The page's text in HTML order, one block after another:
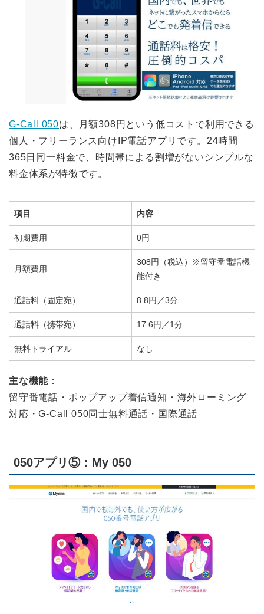
G-Call 050は、月額308円という低コストで利用できる
個人・フリーランス向けIP電話アプリです。24時間
365日同一料金で、時間帯による割増がないシンプルな
料金体系が特徴です。
項目 内容
初期費用 0円
月額費用
308円（税込）※留守番電話機
能付き
通話料（固定宛） 8.8円／3分
通話料（携帯宛） 17.6円／1分
無料トライアル なし
主な機能 ：
留守番電話・ポップアップ着信通知・海外ローミング
対応・G-Call 050同士無料通話・国際通話
050アプリ⑤：My 050